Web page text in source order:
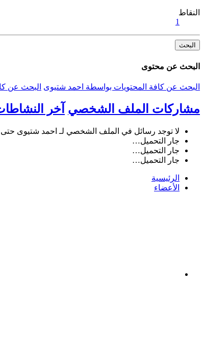
النقاط
1
البحث
البحث عن محتوى
البحث عن كافة المحتويات بواسطة احمد شتيوى البحث عن
مشاركات الملف الشخصي آخر
لا توجد رسائل في الملف الشخصي لـ احمد شتيوى حتى
جار التحميل…
جار التحميل…
جار التحميل…
الرئيسية
الأعضاء